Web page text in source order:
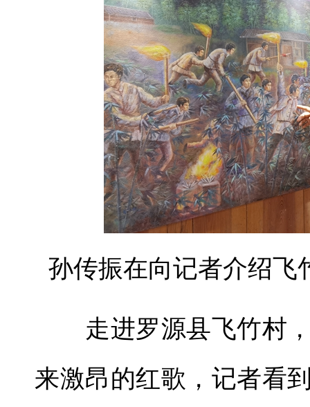
孙传振在向记者介绍飞
走进罗源县飞竹村，
来激昂的红歌，记者看